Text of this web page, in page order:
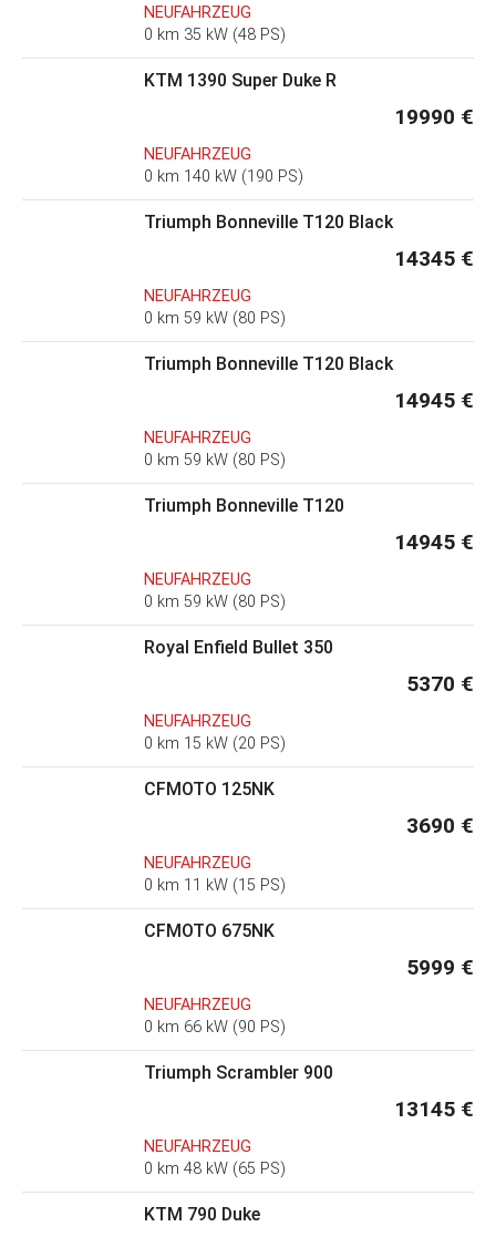
NEUFAHRZEUG
0 km 35 kW (48 PS)
KTM 1390 Super Duke R
19990 €
NEUFAHRZEUG
0 km 140 kW (190 PS)
Triumph Bonneville T120 Black
14345 €
NEUFAHRZEUG
0 km 59 kW (80 PS)
Triumph Bonneville T120 Black
14945 €
NEUFAHRZEUG
0 km 59 kW (80 PS)
Triumph Bonneville T120
14945 €
NEUFAHRZEUG
0 km 59 kW (80 PS)
Royal Enfield Bullet 350
5370 €
NEUFAHRZEUG
0 km 15 kW (20 PS)
CFMOTO 125NK
3690 €
NEUFAHRZEUG
0 km 11 kW (15 PS)
CFMOTO 675NK
5999 €
NEUFAHRZEUG
0 km 66 kW (90 PS)
Triumph Scrambler 900
13145 €
NEUFAHRZEUG
0 km 48 kW (65 PS)
KTM 790 Duke